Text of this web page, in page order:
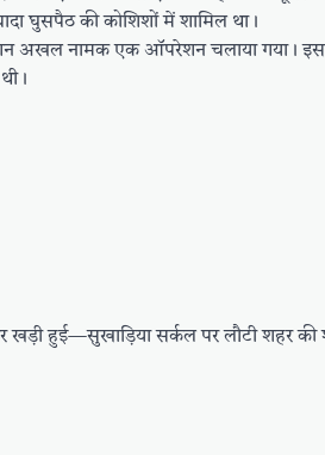
घुसपैठ की कोशिशों में शामिल था।
अखल नामक एक ऑपरेशन चलाया गया।
खड़ी हुई—सुखाड़िया सर्कल पर लौटी शहर की